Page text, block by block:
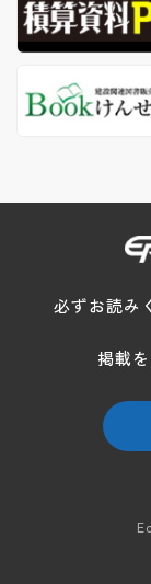
必ずお読み
掲載